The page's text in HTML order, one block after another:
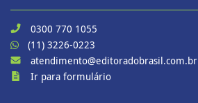
0300 770 1055
(11) 3226-0223
atendimento@editoradobrasil.com.br
Ir para formulário